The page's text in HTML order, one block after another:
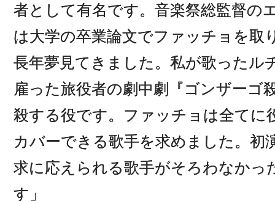
者として有名です。音楽祭総監督の
は大学の卒業論文でファッチョを取
長年夢見てきました。私が歌ったル
雇った旅役者の劇中劇『ゴンザーゴ
殺する役です。ファッチョは全てに
カバーできる歌手を求めました。初
求に応えられる歌手がそろわなかっ
す」